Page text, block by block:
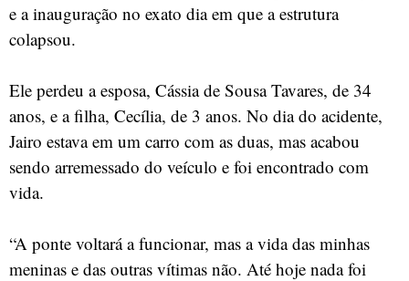
e a inauguração no exato dia em que a estrutura
colapsou.
Ele perdeu a esposa, Cássia de Sousa Tavares, de 34
anos, e a filha, Cecília, de 3 anos. No dia do acidente,
Jairo estava em um carro com as duas, mas acabou
sendo arremessado do veículo e foi encontrado com
vida.
“A ponte voltará a funcionar, mas a vida das minhas
meninas e das outras vítimas não. Até hoje nada foi